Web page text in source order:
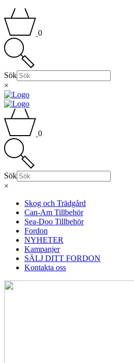
0
Sök
×
0
Sök
×
Skog och Trädgård
Can-Am Tillbehör
Sea-Doo Tillbehör
Fordon
NYHETER
Kampanjer
SÄLJ DITT FORDON
Kontakta oss